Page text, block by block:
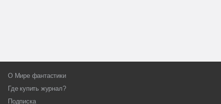
О Мире фантастики
Где купить журнал?
Подписка